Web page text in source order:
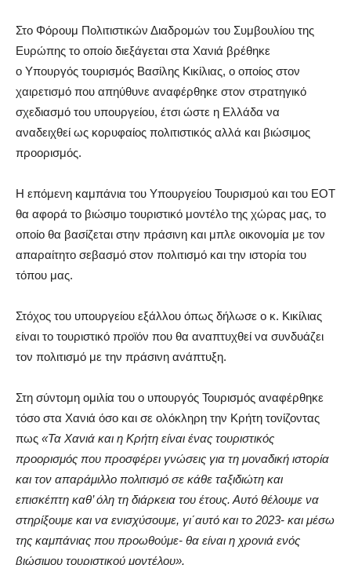
Στο Φόρουμ Πολιτιστικών Διαδρομών του Συμβουλίου της
Ευρώπης το οποίο διεξάγεται στα Χανιά βρέθηκε
ο Υπουργός τουρισμός Βασίλης Κικίλιας, ο οποίος στον
χαιρετισμό που απηύθυνε αναφέρθηκε στον στρατηγικό
σχεδιασμό του υπουργείου, έτσι ώστε η Ελλάδα να
αναδειχθεί ως κορυφαίος πολιτιστικός αλλά και βιώσιμος
προορισμός.
Η επόμενη καμπάνια του Υπουργείου Τουρισμού και του ΕΟΤ
θα αφορά το βιώσιμο τουριστικό μοντέλο της χώρας μας, το
οποίο θα βασίζεται στην πράσινη και μπλε οικονομία με τον
απαραίτητο σεβασμό στον πολιτισμό και την ιστορία του
τόπου μας.
Στόχος του υπουργείου εξάλλου όπως δήλωσε ο κ. Κικίλιας
είναι το τουριστικό προϊόν που θα αναπτυχθεί να συνδυάζει
τον πολιτισμό με την πράσινη ανάπτυξη.
Στη σύντομη ομιλία του ο υπουργός Τουρισμός αναφέρθηκε
τόσο στα Χανιά όσο και σε ολόκληρη την Κρήτη τονίζοντας
πως «Τα Χανιά και η Κρήτη είναι ένας τουριστικός
προορισμός που προσφέρει γνώσεις για τη μοναδική ιστορία
και τον απαράμιλλο πολιτισμό σε κάθε ταξιδιώτη και
επισκέπτη καθ’ όλη τη διάρκεια του έτους. Αυτό θέλουμε να
στηρίξουμε και να ενισχύσουμε, γι΄αυτό και το 2023- και μέσω
της καμπάνιας που προωθούμε- θα είναι η χρονιά ενός
βιώσιμου τουριστικού μοντέλου».